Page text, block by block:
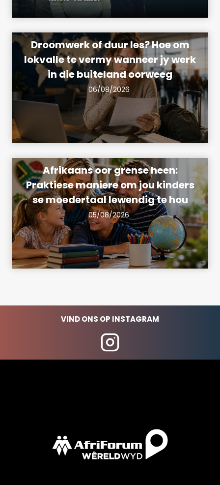
Droomwerk of duur les? Hoe om
lokvalle te vermy wanneer jy werk
in die buiteland oorweeg
06/08/2026
Afrikaans oor grense heen:
Praktiese maniere om jou kinders
se moedertaal lewendig te hou
05/08/2026
VIND ONS OP INSTAGRAM